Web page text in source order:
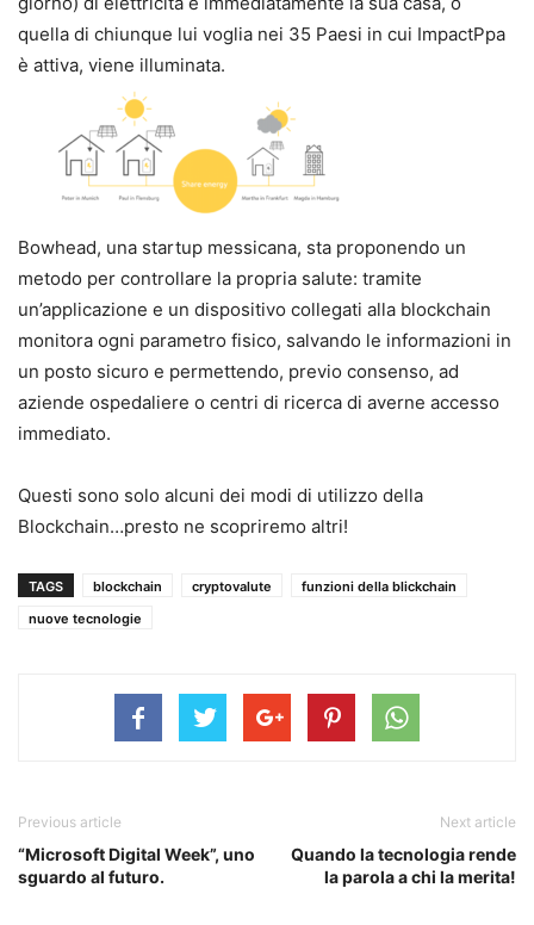
quella di chiunque lui voglia nei 35 Paesi in cui ImpactPpa
è attiva, viene illuminata.
Bowhead, una startup messicana, sta proponendo un
metodo per controllare la propria salute: tramite
un’applicazione e un dispositivo collegati alla blockchain
monitora ogni parametro fisico, salvando le informazioni in
un posto sicuro e permettendo, previo consenso, ad
aziende ospedaliere o centri di ricerca di averne accesso
immediato.
Questi sono solo alcuni dei modi di utilizzo della
Blockchain…presto ne scopriremo altri!
TAGS blockchain cryptovalute
funzioni della blickchain
nuove tecnologie
Previous article
“Microsoft Digital Week”, uno
sguardo al futuro.
Next article
Quando la tecnologia rende
la parola a chi la merita!